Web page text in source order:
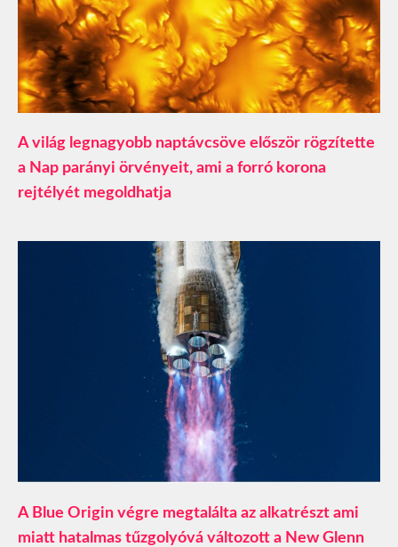
A világ legnagyobb naptávcsöve először rögzítette
a Nap parányi örvényeit, ami a forró korona
rejtélyét megoldhatja
A Blue Origin végre megtalálta az alkatrészt ami
miatt hatalmas tűzgolyóvá változott a New Glenn